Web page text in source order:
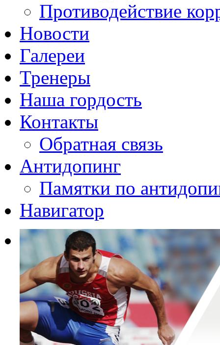
Противодействие
Новости
Галереи
Тренеры
Наша гордость
Контакты
Обратная связь
Антидопинг
Памятки по
Навигатор